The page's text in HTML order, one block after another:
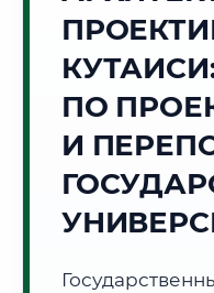
Погода в г.
🌅 Восход:06:10
ПО
И